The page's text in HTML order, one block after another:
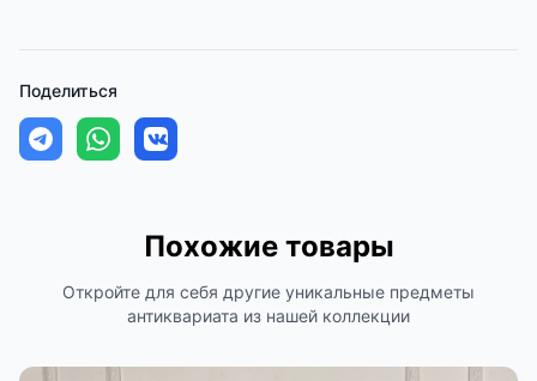
Поделиться
Похожие товары
Откройте для себя другие уникальные предметы
антиквариата из нашей коллекции